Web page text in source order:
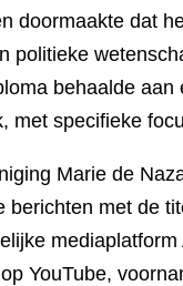
doormaakte dat
politieke
behaalde
met specifieke
Marie de
berichten met de
YouTube,